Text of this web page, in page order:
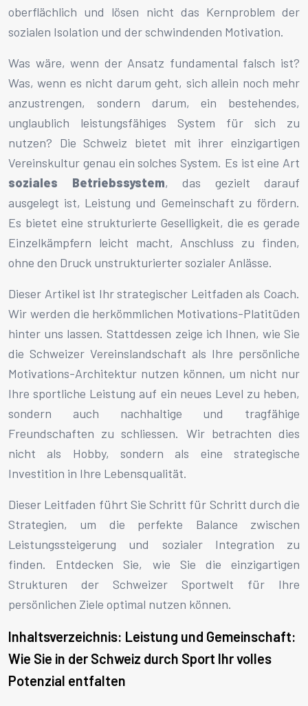
oberflächlich und lösen nicht das Kernproblem der
sozialen Isolation und der schwindenden Motivation.
Was wäre, wenn der Ansatz fundamental falsch ist?
Was, wenn es nicht darum geht, sich allein noch mehr
anzustrengen, sondern darum, ein bestehendes,
unglaublich leistungsfähiges System für sich zu
nutzen? Die Schweiz bietet mit ihrer einzigartigen
Vereinskultur genau ein solches System. Es ist eine Art
soziales Betriebssystem, das gezielt darauf
ausgelegt ist, Leistung und Gemeinschaft zu fördern.
Es bietet eine strukturierte Geselligkeit, die es gerade
Einzelkämpfern leicht macht, Anschluss zu finden,
ohne den Druck unstrukturierter sozialer Anlässe.
Dieser Artikel ist Ihr strategischer Leitfaden als Coach.
Wir werden die herkömmlichen Motivations-Platitüden
hinter uns lassen. Stattdessen zeige ich Ihnen, wie Sie
die Schweizer Vereinslandschaft als Ihre persönliche
Motivations-Architektur nutzen können, um nicht nur
Ihre sportliche Leistung auf ein neues Level zu heben,
sondern auch nachhaltige und tragfähige
Freundschaften zu schliessen. Wir betrachten dies
nicht als Hobby, sondern als eine strategische
Investition in Ihre Lebensqualität.
Dieser Leitfaden führt Sie Schritt für Schritt durch die
Strategien, um die perfekte Balance zwischen
Leistungssteigerung und sozialer Integration zu
finden. Entdecken Sie, wie Sie die einzigartigen
Strukturen der Schweizer Sportwelt für Ihre
persönlichen Ziele optimal nutzen können.
Inhaltsverzeichnis: Leistung und Gemeinschaft:
Wie Sie in der Schweiz durch Sport Ihr volles
Potenzial entfalten